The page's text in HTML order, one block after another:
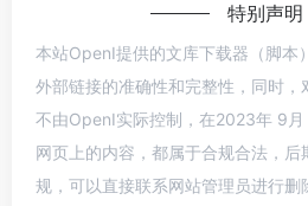
特别声明
本站OpenI提供的文库下载器（脚本
外部链接的准确性和完整性，同时，
不由OpenI实际控制，在2023年 9
网页上的内容，都属于合规合法，后
规，可以直接联系网站管理员进行